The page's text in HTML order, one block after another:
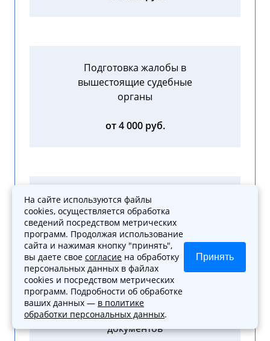
Подготовка жалобы в
вышестоящие судебные
органы
от 4 000 руб.
Содействие в составлении
досудебной жалобы
от 3 000 руб.
Помощь в получении новых
документов
На сайте используются файлы
cookies, осуществляется обработка
сведений посредством метрических
программ. Продолжая использование
сайта и нажимая кнопку "принять",
вы даете свое согласие на обработку
персональных данных в файлах
cookies и посредством метрических
программ. Подробности об обработке
ваших данных — в политике
обработки персональных данных.
Принять